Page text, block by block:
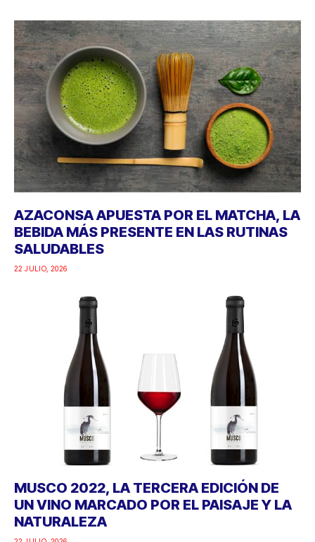
AZACONSA APUESTA POR EL MATCHA, LA
BEBIDA MÁS PRESENTE EN LAS RUTINAS
SALUDABLES
22 JULIO, 2026
MUSCO 2022, LA TERCERA EDICIÓN DE
UN VINO MARCADO POR EL PAISAJE Y LA
NATURALEZA